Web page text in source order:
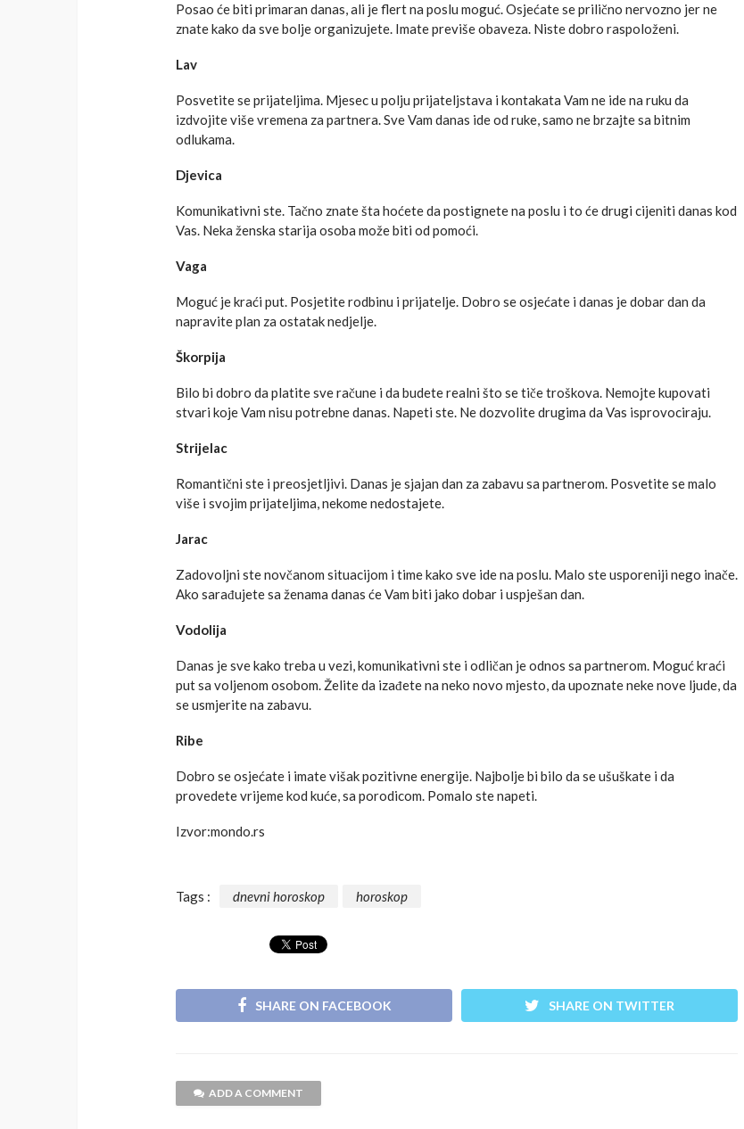
Posao će biti primaran danas, ali je flert na poslu moguć. Osjećate se prilično nervozno jer ne
znate kako da sve bolje organizujete. Imate previše obaveza. Niste dobro raspoloženi.
Lav
Posvetite se prijateljima. Mjesec u polju prijateljstava i kontakata Vam ne ide na ruku da
izdvojite više vremena za partnera. Sve Vam danas ide od ruke, samo ne brzajte sa bitnim
odlukama.
Djevica
Komunikativni ste. Tačno znate šta hoćete da postignete na poslu i to će drugi cijeniti danas kod
Vas. Neka ženska starija osoba može biti od pomoći.
Vaga
Moguć je kraći put. Posjetite rodbinu i prijatelje. Dobro se osjećate i danas je dobar dan da
napravite plan za ostatak nedjelje.
Škorpija
Bilo bi dobro da platite sve račune i da budete realni što se tiče troškova. Nemojte kupovati
stvari koje Vam nisu potrebne danas. Napeti ste. Ne dozvolite drugima da Vas isprovociraju.
Strijelac
Romantični ste i preosjetljivi. Danas je sjajan dan za zabavu sa partnerom. Posvetite se malo
više i svojim prijateljima, nekome nedostajete.
Jarac
Zadovoljni ste novčanom situacijom i time kako sve ide na poslu. Malo ste usporeniji nego inače.
Ako sarađujete sa ženama danas će Vam biti jako dobar i uspješan dan.
Vodolija
Danas je sve kako treba u vezi, komunikativni ste i odličan je odnos sa partnerom. Moguć kraći
put sa voljenom osobom. Želite da izađete na neko novo mjesto, da upoznate neke nove ljude, da
se usmjerite na zabavu.
Ribe
Dobro se osjećate i imate višak pozitivne energije. Najbolje bi bilo da se ušuškate i da
provedete vrijeme kod kuće, sa porodicom. Pomalo ste napeti.
Izvor:mondo.rs
Tags : dnevni horoskop horoskop
SHARE ON FACEBOOK SHARE ON TWITTER
ADD A COMMENT